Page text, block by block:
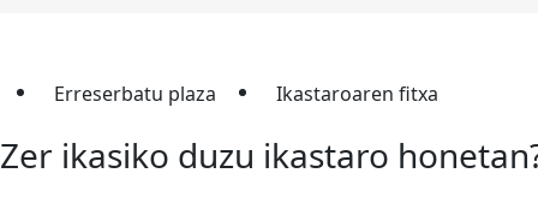
Erreserbatu plaza Ikastaroaren fitxa
Zer ikasiko duzu ikastaro